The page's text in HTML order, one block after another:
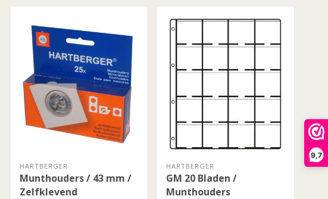
9,7
HARTBERGER
Munthouders / 43 mm /
Zelfklevend
HARTBERGER
GM 20 Bladen /
Munthouders